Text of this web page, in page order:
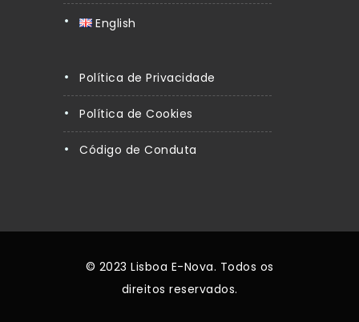
English
Política de Privacidade
Política de Cookies
Código de Conduta
© 2023 Lisboa E-Nova. Todos os
direitos reservados.